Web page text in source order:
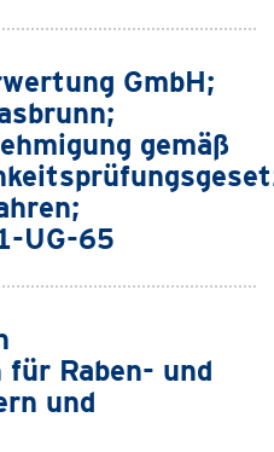
GmbH;
gemäß
UG-65
Raben- und
und